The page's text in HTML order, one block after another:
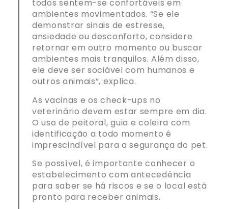
todos sentem-se confortáveis em
ambientes movimentados. “Se ele
demonstrar sinais de estresse,
ansiedade ou desconforto, considere
retornar em outro momento ou buscar
ambientes mais tranquilos. Além disso,
ele deve ser sociável com humanos e
outros animais”, explica.
As vacinas e os check-ups no
veterinário devem estar sempre em dia.
O uso de peitoral, guia e coleira com
identificação a todo momento é
imprescindível para a segurança do pet.
Se possível, é importante conhecer o
estabelecimento com antecedência
para saber se há riscos e se o local está
pronto para receber animais.